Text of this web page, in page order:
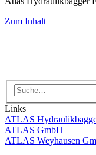
Zum Inhalt
Links
ATLAS
ATLAS GmbH
ATLAS Weyhausen